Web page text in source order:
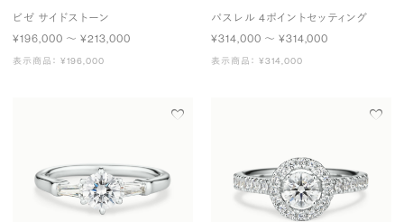
ビゼ サイドストーン
¥196,000 〜 ¥213,000
表示商品： ¥196,000
パスレル 4ポイントセッティング
¥314,000 〜 ¥314,000
表示商品： ¥314,000